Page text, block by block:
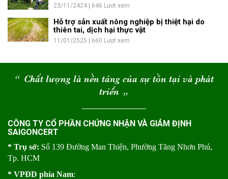
23/11/2424 | 646 Lượt xem
Hỗ trợ sản xuất nông nghiệp bị thiệt hại do
thiên tai, dịch hại thực vật
11/01/2525 | 660 Lượt xem
“ Chất lượng là nền tảng của sự tồn tại và phát
triển “
CÔNG TY CỔ PHẦN CHỨNG NHẬN VÀ GIÁM ĐỊNH
SAIGONCERT
* Trụ sở: Số 139 Đường Man Thiện, Phường Tăng Nhơn Phú,
Tp. HCM
* VPĐD phía Nam: